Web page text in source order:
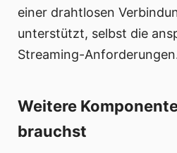
einer drahtlosen
unterstützt, selbst die
Streaming-
Weitere
brauchst